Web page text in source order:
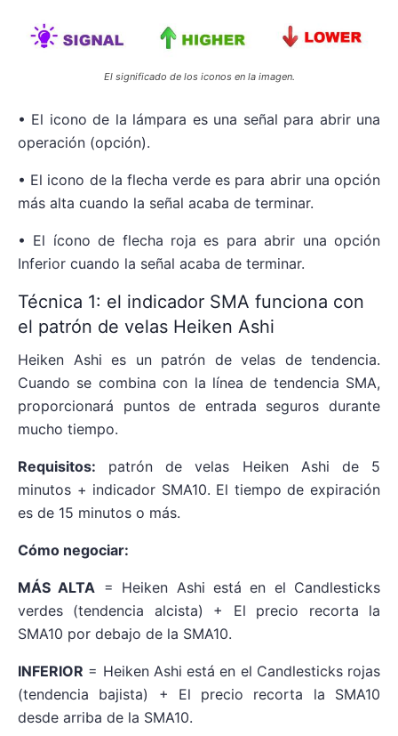
El significado de los iconos en la imagen.
• El icono de la lámpara es una señal para abrir una
operación (opción).
• El icono de la flecha verde es para abrir una opción
más alta cuando la señal acaba de terminar.
• El ícono de flecha roja es para abrir una opción
Inferior cuando la señal acaba de terminar.
Técnica 1: el indicador SMA funciona con
el patrón de velas Heiken Ashi
Heiken Ashi es un patrón de velas de tendencia.
Cuando se combina con la línea de tendencia SMA,
proporcionará puntos de entrada seguros durante
mucho tiempo.
Requisitos: patrón de velas Heiken Ashi de 5
minutos + indicador SMA10. El tiempo de expiración
es de 15 minutos o más.
Cómo negociar:
MÁS ALTA = Heiken Ashi está en el Candlesticks
verdes (tendencia alcista) + El precio recorta la
SMA10 por debajo de la SMA10.
INFERIOR = Heiken Ashi está en el Candlesticks rojas
(tendencia bajista) + El precio recorta la SMA10
desde arriba de la SMA10.